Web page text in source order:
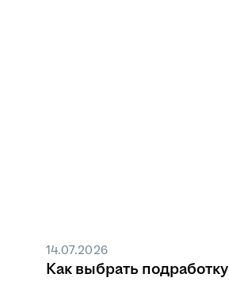
14.07.2026
Как выбрать подработку